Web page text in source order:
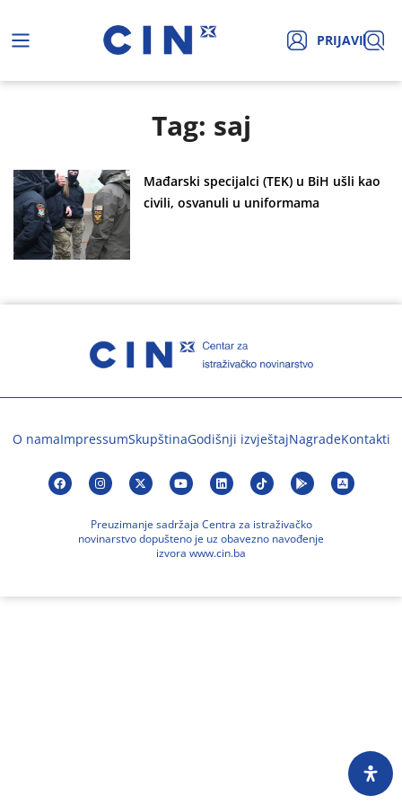
PRIJAVI
Tag: saj
Mađarski specijalci (TEK) u BiH ušli kao
civili, osvanuli u uniformama
O namaImpressumSkupštinaGodišnji izvještajNagradeKontakti
Preuzimanje sadržaja Centra za istraživačko
novinarstvo dopušteno je uz obavezno navođenje
izvora www.cin.ba